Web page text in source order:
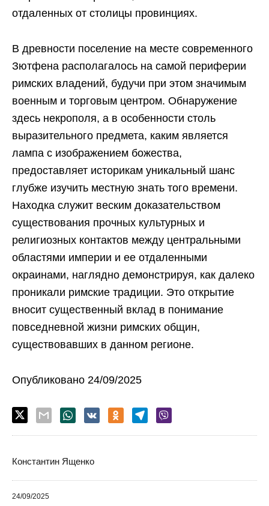
отдаленных от столицы провинциях.
В древности поселение на месте современного
Зютфена располагалось на самой периферии
римских владений, будучи при этом значимым
военным и торговым центром. Обнаружение
здесь некрополя, а в особенности столь
выразительного предмета, каким является
лампа с изображением божества,
предоставляет историкам уникальный шанс
глубже изучить местную знать того времени.
Находка служит веским доказательством
существования прочных культурных и
религиозных контактов между центральными
областями империи и ее отдаленными
окраинами, наглядно демонстрируя, как далеко
проникали римские традиции. Это открытие
вносит существенный вклад в понимание
повседневной жизни римских общин,
существовавших в данном регионе.
Опубликовано 24/09/2025
Константин Ященко
24/09/2025